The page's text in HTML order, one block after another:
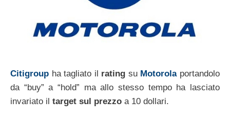
Citigroup ha tagliato il rating su Motorolaportandolo
da “buy” a “hold” ma allo stesso tempo ha lasciato
invariato il target sul prezzo a 10 dollari.